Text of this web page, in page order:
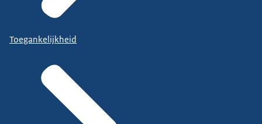
Toegankelijkheid